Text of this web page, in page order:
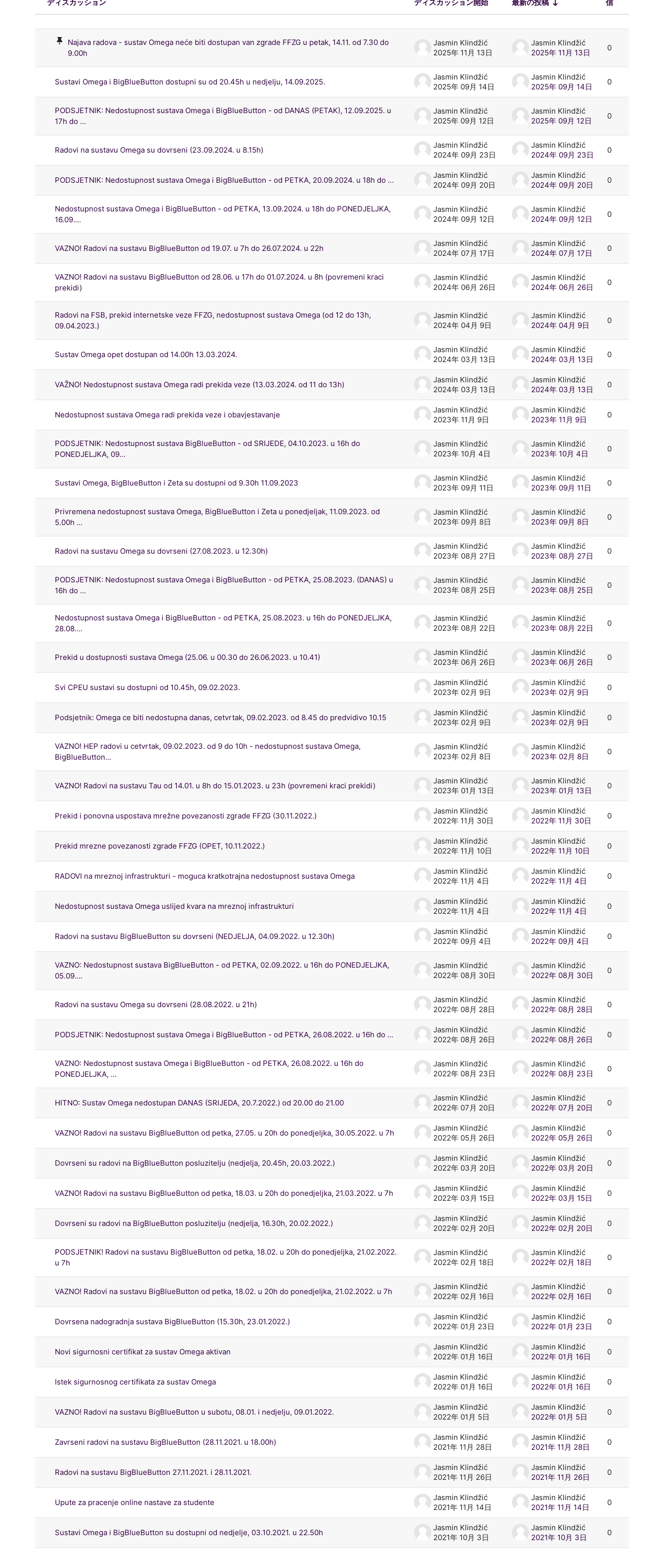
ステータス
ディスカッション ディスカッション開始 最新の投稿
信
操作
Najava radova - sustav Omega neće biti dostupan van zgrade FFZG u petak, 14.11. od 7.30 do
9.00h
Jasmin Klindžić
2025年 11月 13日
Jasmin Klindžić
2025年 11月 13日
0
Sustavi Omega i BigBlueButton dostupni su od 20.45h u nedjelju, 14.09.2025.
Jasmin Klindžić
2025年 09月 14日
Jasmin Klindžić
2025年 09月 14日
0
PODSJETNIK: Nedostupnost sustava Omega i BigBlueButton - od DANAS (PETAK), 12.09.2025. u
17h do ...
Jasmin Klindžić
2025年 09月 12日
Jasmin Klindžić
2025年 09月 12日
0
Radovi na sustavu Omega su dovrseni (23.09.2024. u 8.15h)
Jasmin Klindžić
2024年 09月 23日
Jasmin Klindžić
2024年 09月 23日
0
PODSJETNIK: Nedostupnost sustava Omega i BigBlueButton - od PETKA, 20.09.2024. u 18h do ...
Jasmin Klindžić
2024年 09月 20日
Jasmin Klindžić
2024年 09月 20日
0
Nedostupnost sustava Omega i BigBlueButton - od PETKA, 13.09.2024. u 18h do PONEDJELJKA,
16.09....
Jasmin Klindžić
2024年 09月 12日
Jasmin Klindžić
2024年 09月 12日
0
VAZNO! Radovi na sustavu BigBlueButton od 19.07. u 7h do 26.07.2024. u 22h
Jasmin Klindžić
2024年 07月 17日
Jasmin Klindžić
2024年 07月 17日
0
VAZNO! Radovi na sustavu BigBlueButton od 28.06. u 17h do 01.07.2024. u 8h (povremeni kraci
prekidi)
Jasmin Klindžić
2024年 06月 26日
Jasmin Klindžić
2024年 06月 26日
0
Radovi na FSB, prekid internetske veze FFZG, nedostupnost sustava Omega (od 12 do 13h,
09.04.2023.)
Jasmin Klindžić
2024年 04月 9日
Jasmin Klindžić
2024年 04月 9日
0
Sustav Omega opet dostupan od 14.00h 13.03.2024.
Jasmin Klindžić
2024年 03月 13日
Jasmin Klindžić
2024年 03月 13日
0
VAŽNO! Nedostupnost sustava Omega radi prekida veze (13.03.2024. od 11 do 13h)
Jasmin Klindžić
2024年 03月 13日
Jasmin Klindžić
2024年 03月 13日
0
Nedostupnost sustava Omega radi prekida veze i obavjestavanje
Jasmin Klindžić
2023年 11月 9日
Jasmin Klindžić
2023年 11月 9日
0
PODSJETNIK: Nedostupnost sustava BigBlueButton - od SRIJEDE, 04.10.2023. u 16h do
PONEDJELJKA, 09...
Jasmin Klindžić
2023年 10月 4日
Jasmin Klindžić
2023年 10月 4日
0
Sustavi Omega, BigBlueButton i Zeta su dostupni od 9.30h 11.09.2023
Jasmin Klindžić
2023年 09月 11日
Jasmin Klindžić
2023年 09月 11日
0
Privremena nedostupnost sustava Omega, BigBlueButton i Zeta u ponedjeljak, 11.09.2023. od
5.00h ...
Jasmin Klindžić
2023年 09月 8日
Jasmin Klindžić
2023年 09月 8日
0
Radovi na sustavu Omega su dovrseni (27.08.2023. u 12.30h)
Jasmin Klindžić
2023年 08月 27日
Jasmin Klindžić
2023年 08月 27日
0
PODSJETNIK: Nedostupnost sustava Omega i BigBlueButton - od PETKA, 25.08.2023. (DANAS) u
16h do ...
Jasmin Klindžić
2023年 08月 25日
Jasmin Klindžić
2023年 08月 25日
0
Nedostupnost sustava Omega i BigBlueButton - od PETKA, 25.08.2023. u 16h do PONEDJELJKA,
28.08....
Jasmin Klindžić
2023年 08月 22日
Jasmin Klindžić
2023年 08月 22日
0
Prekid u dostupnosti sustava Omega (25.06. u 00.30 do 26.06.2023. u 10.41)
Jasmin Klindžić
2023年 06月 26日
Jasmin Klindžić
2023年 06月 26日
0
Svi CPEU sustavi su dostupni od 10.45h, 09.02.2023.
Jasmin Klindžić
2023年 02月 9日
Jasmin Klindžić
2023年 02月 9日
0
Podsjetnik: Omega ce biti nedostupna danas, cetvrtak, 09.02.2023. od 8.45 do predvidivo 10.15
Jasmin Klindžić
2023年 02月 9日
Jasmin Klindžić
2023年 02月 9日
0
VAZNO! HEP radovi u cetvrtak, 09.02.2023. od 9 do 10h - nedostupnost sustava Omega,
BigBlueButton...
Jasmin Klindžić
2023年 02月 8日
Jasmin Klindžić
2023年 02月 8日
0
VAZNO! Radovi na sustavu Tau od 14.01. u 8h do 15.01.2023. u 23h (povremeni kraci prekidi)
Jasmin Klindžić
2023年 01月 13日
Jasmin Klindžić
2023年 01月 13日
0
Prekid i ponovna uspostava mrežne povezanosti zgrade FFZG (30.11.2022.)
Jasmin Klindžić
2022年 11月 30日
Jasmin Klindžić
2022年 11月 30日
0
Prekid mrezne povezanosti zgrade FFZG (OPET, 10.11.2022.)
Jasmin Klindžić
2022年 11月 10日
Jasmin Klindžić
2022年 11月 10日
0
RADOVI na mreznoj infrastrukturi - moguca kratkotrajna nedostupnost sustava Omega
Jasmin Klindžić
2022年 11月 4日
Jasmin Klindžić
2022年 11月 4日
0
Nedostupnost sustava Omega uslijed kvara na mreznoj infrastrukturi
Jasmin Klindžić
2022年 11月 4日
Jasmin Klindžić
2022年 11月 4日
0
Radovi na sustavu BigBlueButton su dovrseni (NEDJELJA, 04.09.2022. u 12.30h)
Jasmin Klindžić
2022年 09月 4日
Jasmin Klindžić
2022年 09月 4日
0
VAZNO: Nedostupnost sustava BigBlueButton - od PETKA, 02.09.2022. u 16h do PONEDJELJKA,
05.09....
Jasmin Klindžić
2022年 08月 30日
Jasmin Klindžić
2022年 08月 30日
0
Radovi na sustavu Omega su dovrseni (28.08.2022. u 21h)
Jasmin Klindžić
2022年 08月 28日
Jasmin Klindžić
2022年 08月 28日
0
PODSJETNIK: Nedostupnost sustava Omega i BigBlueButton - od PETKA, 26.08.2022. u 16h do ...
Jasmin Klindžić
2022年 08月 26日
Jasmin Klindžić
2022年 08月 26日
0
VAZNO: Nedostupnost sustava Omega i BigBlueButton - od PETKA, 26.08.2022. u 16h do
PONEDJELJKA, ...
Jasmin Klindžić
2022年 08月 23日
Jasmin Klindžić
2022年 08月 23日
0
HITNO: Sustav Omega nedostupan DANAS (SRIJEDA, 20.7.2022.) od 20.00 do 21.00
Jasmin Klindžić
2022年 07月 20日
Jasmin Klindžić
2022年 07月 20日
0
VAZNO! Radovi na sustavu BigBlueButton od petka, 27.05. u 20h do ponedjeljka, 30.05.2022. u 7h
Jasmin Klindžić
2022年 05月 26日
Jasmin Klindžić
2022年 05月 26日
0
Dovrseni su radovi na BigBlueButton posluzitelju (nedjelja, 20.45h, 20.03.2022.)
Jasmin Klindžić
2022年 03月 20日
Jasmin Klindžić
2022年 03月 20日
0
VAZNO! Radovi na sustavu BigBlueButton od petka, 18.03. u 20h do ponedjeljka, 21.03.2022. u 7h
Jasmin Klindžić
2022年 03月 15日
Jasmin Klindžić
2022年 03月 15日
0
Dovrseni su radovi na BigBlueButton posluzitelju (nedjelja, 16.30h, 20.02.2022.)
Jasmin Klindžić
2022年 02月 20日
Jasmin Klindžić
2022年 02月 20日
0
PODSJETNIK! Radovi na sustavu BigBlueButton od petka, 18.02. u 20h do ponedjeljka, 21.02.2022.
u 7h
Jasmin Klindžić
2022年 02月 18日
Jasmin Klindžić
2022年 02月 18日
0
VAZNO! Radovi na sustavu BigBlueButton od petka, 18.02. u 20h do ponedjeljka, 21.02.2022. u 7h
Jasmin Klindžić
2022年 02月 16日
Jasmin Klindžić
2022年 02月 16日
0
Dovrsena nadogradnja sustava BigBlueButton (15.30h, 23.01.2022.)
Jasmin Klindžić
2022年 01月 23日
Jasmin Klindžić
2022年 01月 23日
0
Novi sigurnosni certifikat za sustav Omega aktivan
Jasmin Klindžić
2022年 01月 16日
Jasmin Klindžić
2022年 01月 16日
0
Istek sigurnosnog certifikata za sustav Omega
Jasmin Klindžić
2022年 01月 16日
Jasmin Klindžić
2022年 01月 16日
0
VAZNO! Radovi na sustavu BigBlueButton u subotu, 08.01. i nedjelju, 09.01.2022.
Jasmin Klindžić
2022年 01月 5日
Jasmin Klindžić
2022年 01月 5日
0
Zavrseni radovi na sustavu BigBlueButton (28.11.2021. u 18.00h)
Jasmin Klindžić
2021年 11月 28日
Jasmin Klindžić
2021年 11月 28日
0
Radovi na sustavu BigBlueButton 27.11.2021. i 28.11.2021.
Jasmin Klindžić
2021年 11月 26日
Jasmin Klindžić
2021年 11月 26日
0
Upute za pracenje online nastave za studente
Jasmin Klindžić
2021年 11月 14日
Jasmin Klindžić
2021年 11月 14日
0
Sustavi Omega i BigBlueButton su dostupni od nedjelje, 03.10.2021. u 22.50h
Jasmin Klindžić
2021年 10月 3日
Jasmin Klindžić
2021年 10月 3日
0